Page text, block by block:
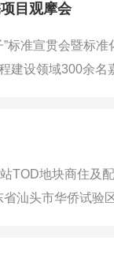
目观摩会
准宣贯会暨标准
建设领域300余名
地块商住及
头市华侨试验